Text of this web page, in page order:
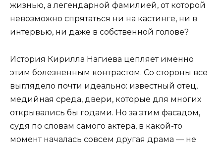
жизнью, а легендарной фамилией, от которой
невозможно спрятаться ни на кастинге, ни в
интервью, ни даже в собственной голове?
История Кирилла Нагиева цепляет именно
этим болезненным контрастом. Со стороны все
выглядело почти идеально: известный отец,
медийная среда, двери, которые для многих
открывались бы годами. Но за этим фасадом,
судя по словам самого актера, в какой-то
момент началась совсем другая драма — не